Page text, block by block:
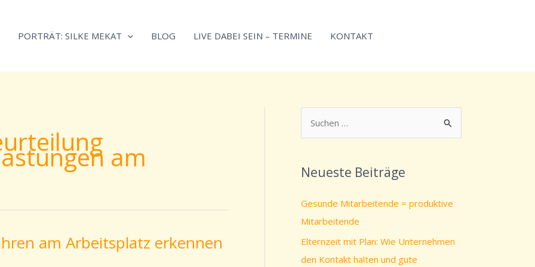
PORTRÄT: SILKE MEKAT BLOG LIVE DABEI SEIN – TERMINE KONTAKT
am
am Arbeitsplatz erkennen
hNeueste Beiträge
Gesunde Mitarbeitende = produktive
Mitarbeitende
Elternzeit mit Plan: Wie Unternehmen
den Kontakt halten und gute
sich
reduzieren
einsetzen
lässt?
Einfach